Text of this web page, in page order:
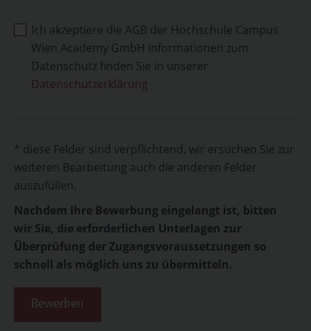
Ich akzeptiere die AGB der Hochschule Campus
Wien Academy GmbH Informationen zum
Datenschutz finden Sie in unserer
Datenschutzerklärung
* diese Felder sind verpflichtend, wir ersuchen Sie zur
weiteren Bearbeitung auch die anderen Felder
auszufüllen.
Nachdem Ihre Bewerbung eingelangt ist, bitten
wir Sie, die erforderlichen Unterlagen zur
Überprüfung der Zugangsvoraussetzungen so
schnell als möglich uns zu übermitteln.